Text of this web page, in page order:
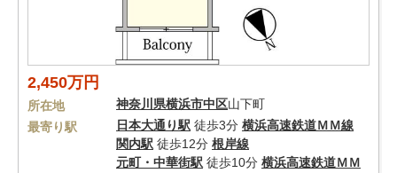
2,450万円
所在地 神奈川県横浜市中区山下町
最寄り駅
日本大通り駅 徒歩3分 横浜高速鉄道ＭＭ線
関内駅 徒歩12分 根岸線
元町・中華街駅 徒歩10分 横浜高速鉄道ＭＭ